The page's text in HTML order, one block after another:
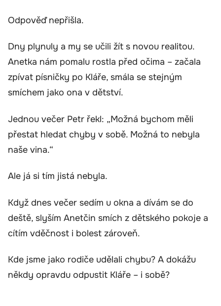
Odpověď nepřišla.
Dny plynuly a my se učili žít s novou realitou.
Anetka nám pomalu rostla před očima – začala
zpívat písničky po Kláře, smála se stejným
smíchem jako ona v dětství.
Jednou večer Petr řekl: „Možná bychom měli
přestat hledat chyby v sobě. Možná to nebyla
naše vina.“
Ale já si tím jistá nebyla.
Když dnes večer sedím u okna a dívám se do
deště, slyším Anetčin smích z dětského pokoje a
cítím vděčnost i bolest zároveň.
Kde jsme jako rodiče udělali chybu? A dokážu
někdy opravdu odpustit Kláře – i sobě?